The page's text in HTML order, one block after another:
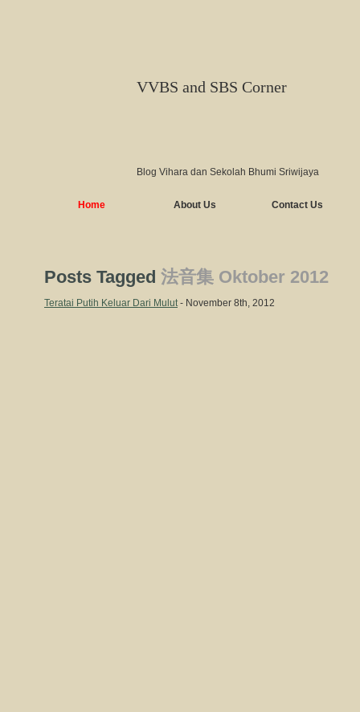
VVBS and SBS Corner
Blog Vihara dan Sekolah Bhumi Sriwijaya
Home About Us Contact Us
Posts Tagged 法音集 Oktober 2012
Teratai Putih Keluar Dari Mulut- November 8th, 2012